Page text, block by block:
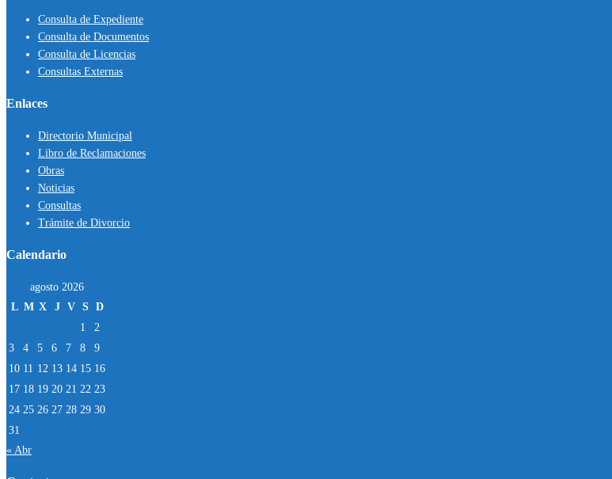
Consulta de Expediente
Consulta de Documentos
Consulta de Licencias
Consultas Externas
Enlaces
Directorio Municipal
Libro de Reclamaciones
Obras
Noticias
Consultas
Trámite de Divorcio
Calendario
agosto 2026
L M X J V S D
1
2
3
4 5 6 7 8
9
10 11 12 13 14 15 16
17 18 19 20 21 22 23
24 25 26 27 28 29 30
31
« Abr